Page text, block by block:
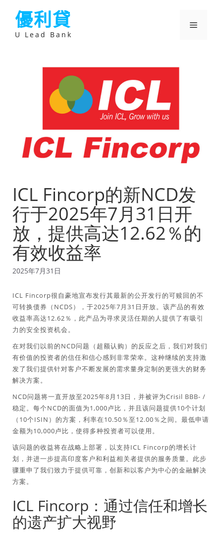
優利貸
U Lead Bank
選
ICL Fincorp的新NCD发
行于2025年7月31日开
放，提供高达12.62％的
有效收益率
2025年7月31日
ICL Fincorp很自豪地宣布发行其最新的公开发行的可赎回的不
可转换债券（NCDS），于2025年7月31日开放。该产品的有效
收益率高达12.62％，此产品为寻求灵活任期的人提供了有吸引
力的安全投资机会。
在对我们以前的NCD问题（超额认购）的反应之后，我们对我们
有价值的投资者的信任和信心感到非常荣幸。这种继续的支持激
发了我们提供针对客户不断发展的需求量身定制的更强大的财务
解决方案。
NCD问题将一直开放至2025年8月13日，并被评为Crisil BBB- /
稳定。每个NCD的面值为1,000卢比，并且该问题提供10个计划
（10个ISIN）的方案，利率在10.50％至12.00％之间。最低申请
金额为10,000卢比，使得多种投资者可以使用。
该问题的收益将在战略上部署，以支持ICL Fincorp的增长计
划，并进一步提高印度客户和利益相关者提供的服务质量。此步
骤重申了我们致力于提供可靠，创新和以客户为中心的金融解决
方案。
ICL Fincorp：通过信任和增长
的遗产扩大视野